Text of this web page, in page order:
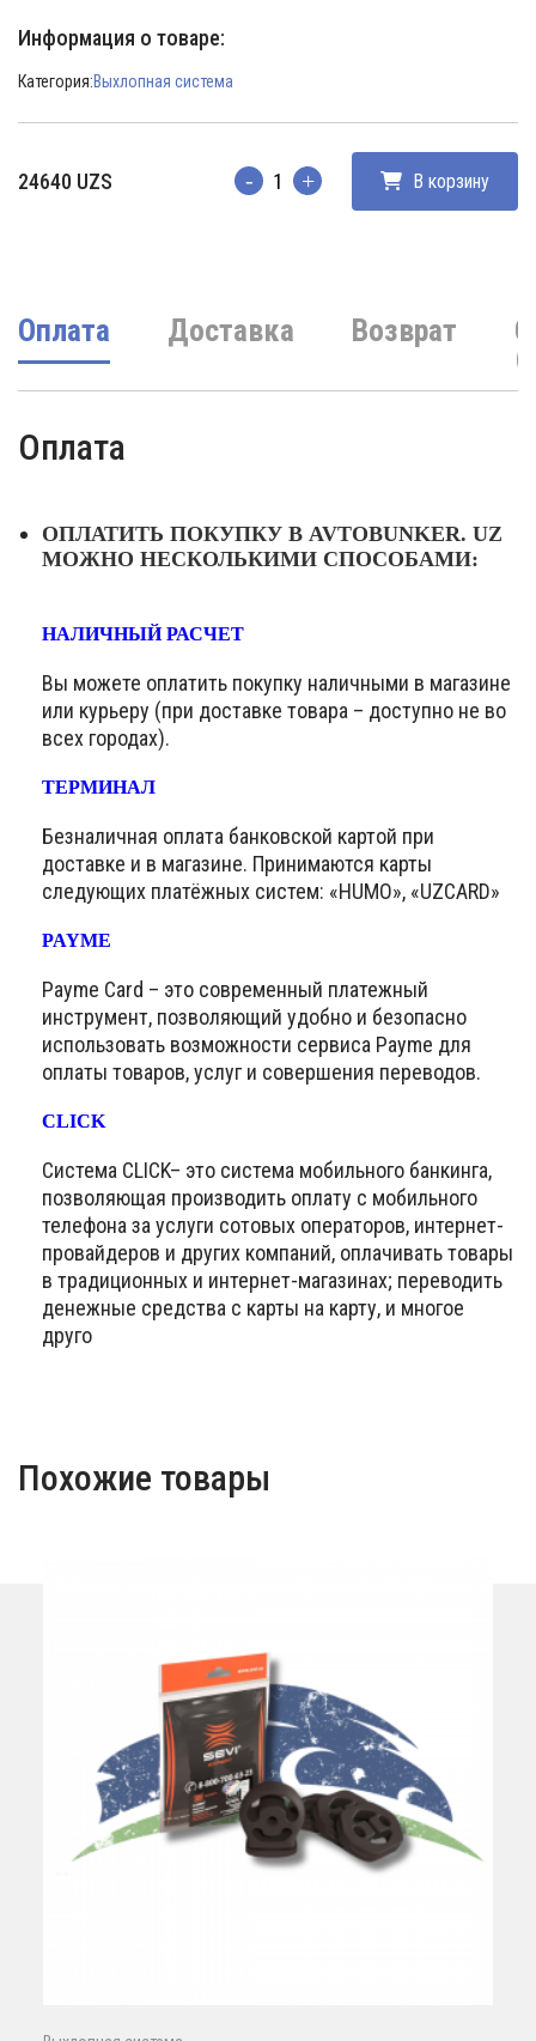
Информация о товаре:
Категория:Выхлопная система
24640 UZS Количество В корзину
Оплата Доставка Возврат
Оплата
ОПЛАТИТЬ ПОКУПКУ В AVTOBUNKER. UZ
МОЖНО НЕСКОЛЬКИМИ СПОСОБАМИ:
НАЛИЧНЫЙ РАСЧЕТ
Вы можете оплатить покупку наличными в магазине
или курьеру (при доставке товара – доступно не во
всех городах).
ТЕРМИНАЛ
Безналичная оплата банковской картой при
доставке и в магазине. Принимаются карты
следующих платёжных систем: «HUMO», «UZCARD»
PAYME
Payme Card – это современный платежный
инструмент, позволяющий удобно и безопасно
использовать возможности сервиса Payme для
оплаты товаров, услуг и совершения переводов.
CLICK
Система CLICK– это система мобильного банкинга,
позволяющая производить оплату с мобильного
телефона за услуги сотовых операторов, интернет-
провайдеров и других компаний, оплачивать товары
в традиционных и интернет-магазинах; переводить
денежные средства с карты на карту, и многое
друго
Похожие товары